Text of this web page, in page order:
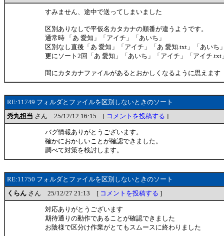
すみません、途中で送ってしまいました
区別ありなしで平仮名カタカナの順番が違うようです。
通常時 「あ 愛知」「アイチ」「あいち」
区別なし直後「あ 愛知」「アイチ」「あ 愛知.txt」「あいち
更にソート2回「あ 愛知」「あいち」「アイチ」「アイチ.txt
間にカタカナファイルがあるとおかしくなるように思えます
RE:11749 フォルダとファイルを区別しないときのソート
秀丸担当 さん 25/12/12 16:15 [ コメントを投稿する ]
バグ情報ありがとうございます。
確かにおかしいことが確認できました。
調べて対策を検討します。
RE:11750 フォルダとファイルを区別しないときのソート
くらん さん 25/12/27 21:13 [ コメントを投稿する ]
対応ありがとうございます
期待通りの動作であることが確認できました
お陰様で区分け作業がとてもスムースに終わりました